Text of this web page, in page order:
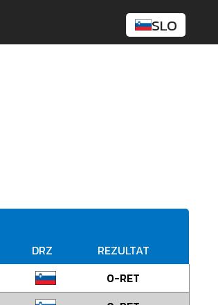
SLO
DRZ REZULTAT
0-RET